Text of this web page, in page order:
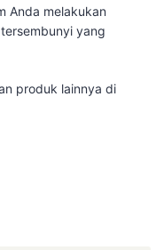
Anda melakukan
yang
produk lainnya di